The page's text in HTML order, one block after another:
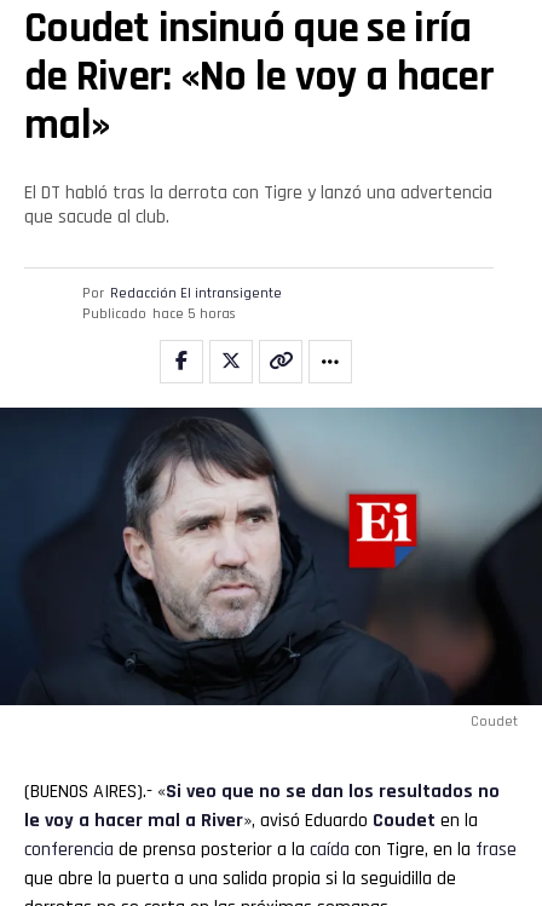
Coudet insinuó que se iría
de River: «No le voy a hacer
mal»
El DT habló tras la derrota con Tigre y lanzó una advertencia
que sacude al club.
Por Redacción El intransigente
Publicado hace 5 horas
Coudet
(BUENOS AIRES).- «Si veo que no se dan los resultados no
le voy a hacer mal a River», avisó Eduardo Coudet en la
conferencia de prensa posterior a la caída con Tigre, en la frase
que abre la puerta a una salida propia si la seguidilla de